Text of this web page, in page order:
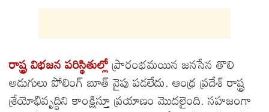
రాష్ట్ర విభజన పరిస్థితుల్లోప్రారంభమయిన జనసేన తొలి
అడుగులు పోలింగ్ బూత్ వైపు పడలేదు. ఆంధ్ర ప్రదేశ్ రాష్ట్ర
శ్రేయోభివృద్ధిని కాంక్షిస్తూ ప్రయాణం మొదలైంది. సహజంగా